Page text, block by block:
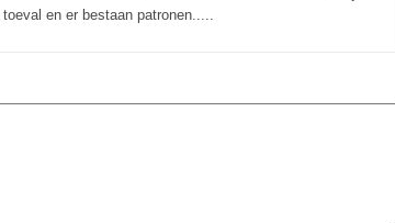
en er bestaan patronen.....